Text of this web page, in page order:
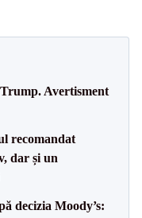
Avertisment
recomandat
dar și un
decizia Moody’s: